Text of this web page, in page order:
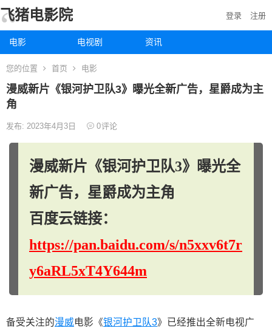
飞猪电影院
电影 电视剧 资讯
登录 注册
您的位置 首页 电影
漫威新片《银河护卫队3》曝光全新广告，星爵成为主
角
发布: 2023年4月3日 0评论
漫威新片《银河护卫队3》曝光全
新广告，星爵成为主角
百度云链接：
https://pan.baidu.com/s/n5xxv6t7r
y6aRL5xT4Y644m
备受关注的漫威电影《银河护卫队3》已经推出全新电视广